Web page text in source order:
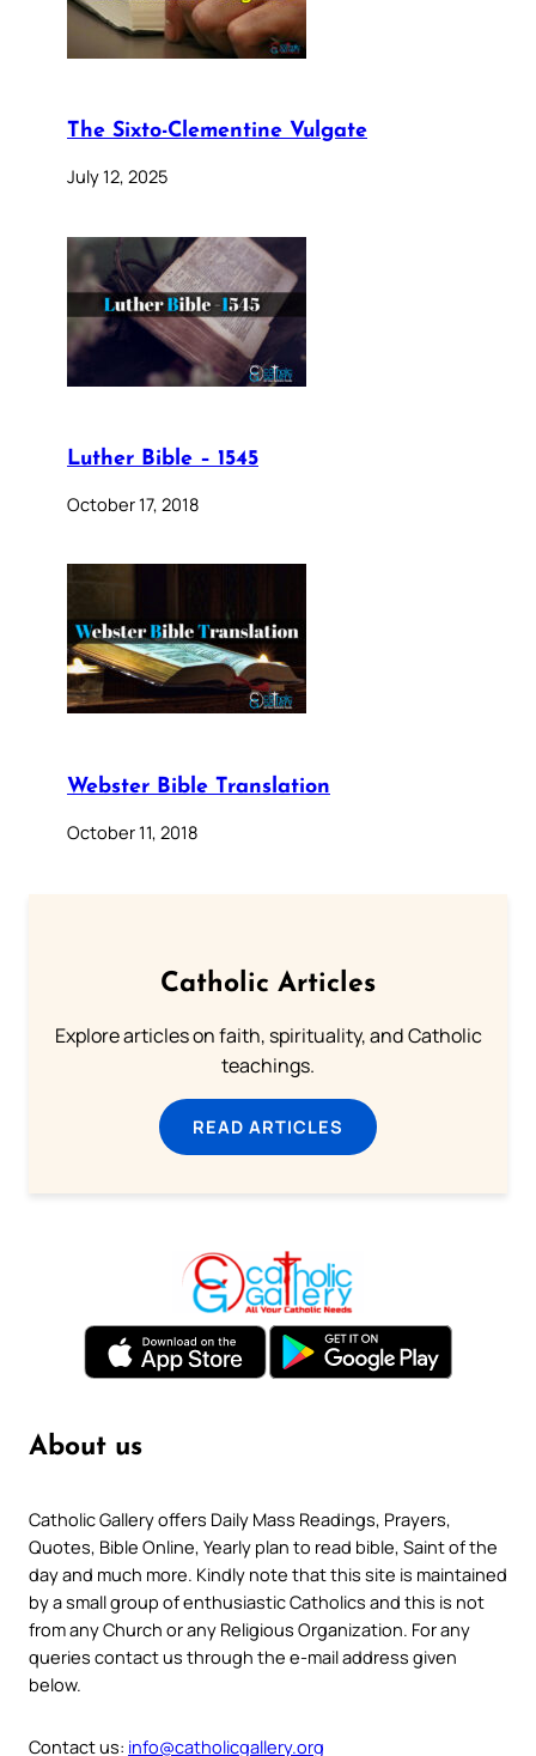
The Sixto-Clementine Vulgate
July 12, 2025
Luther Bible – 1545
October 17, 2018
Webster Bible Translation
October 11, 2018
Catholic Articles
Explore articles on faith, spirituality, and Catholic
teachings.
READ ARTICLES
About us
Catholic Gallery offers Daily Mass Readings, Prayers,
Quotes, Bible Online, Yearly plan to read bible, Saint of the
day and much more. Kindly note that this site is maintained
by a small group of enthusiastic Catholics and this is not
from any Church or any Religious Organization. For any
queries contact us through the e-mail address given
below.
Contact us: info@catholicgallery.org